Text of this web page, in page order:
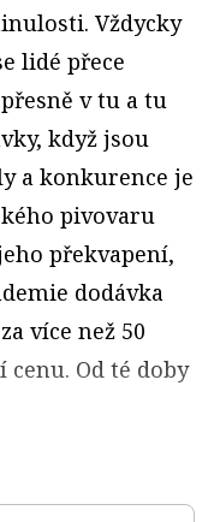
Vždycky
lidé přece
v tu a tu
když jsou
a konkurence je
pivovaru
překvapení,
dodávka
více než 50
Od té doby